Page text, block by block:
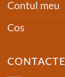
Contul meu
Cos